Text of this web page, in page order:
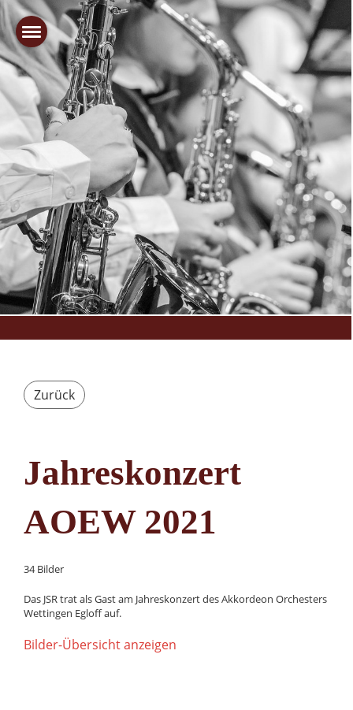
Zurück
Jahreskonzert
AOEW 2021
34 Bilder
Das JSR trat als Gast am Jahreskonzert des Akkordeon Orchesters
Wettingen Egloff auf.
Bilder-Übersicht anzeigen